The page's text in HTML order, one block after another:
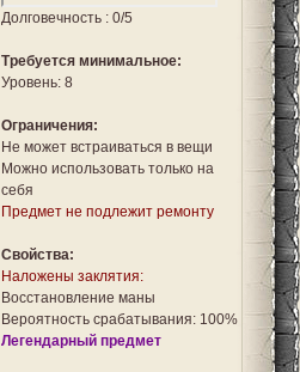
Долговечность : 0/5
Требуется минимальное:
Уровень: 8
Ограничения:
Не может встраиваться в вещи
Можно использовать только на
себя
Предмет не подлежит ремонту
Свойства:
Наложены заклятия:
Восстановление маны
Вероятность срабатывания: 100%
Легендарный предмет